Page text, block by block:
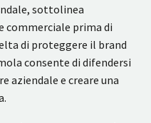
sottolinea
commerciale prima di
di proteggere il brand
consente di difendersi
aziendale e creare una